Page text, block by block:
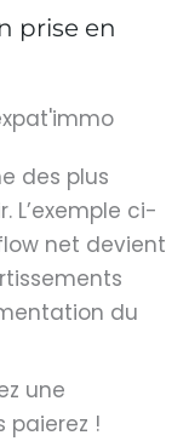
prise en
des plus
L’exemple ci-
net devient
du
une
paierez !